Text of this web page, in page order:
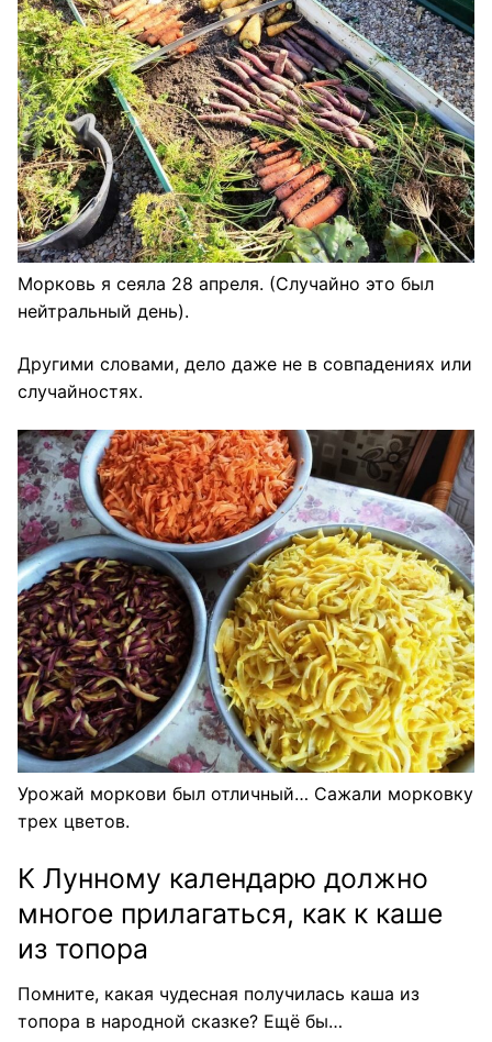
Морковь я сеяла 28 апреля. (Случайно это был
нейтральный день).
Другими словами, дело даже не в совпадениях или
случайностях.
Урожай моркови был отличный… Сажали морковку
трех цветов.
К Лунному календарю должно
многое прилагаться, как к каше
из топора
Помните, какая чудесная получилась каша из
топора в народной сказке? Ещё бы…